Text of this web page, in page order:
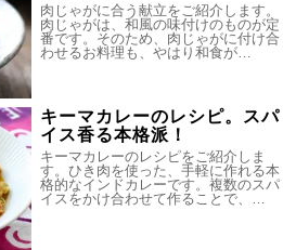
肉じゃがに合う献立をご紹介します。
肉じゃがは、和風の味付けのものが定
番です。そのため、肉じゃがに付け合
わせるお料理も、やはり和食が…
キーマカレーのレシピ。スパ
イス香る本格派！
キーマカレーのレシピをご紹介しま
す。ひき肉を使った、手軽に作れる本
格的なインドカレーです。複数のスパ
イスをかけ合わせて作ることで、…